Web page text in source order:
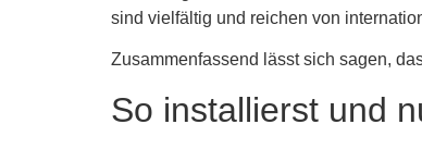
sind vielfältig und reichen von
Zusammenfassend lässt sich sagen,
So installierst und